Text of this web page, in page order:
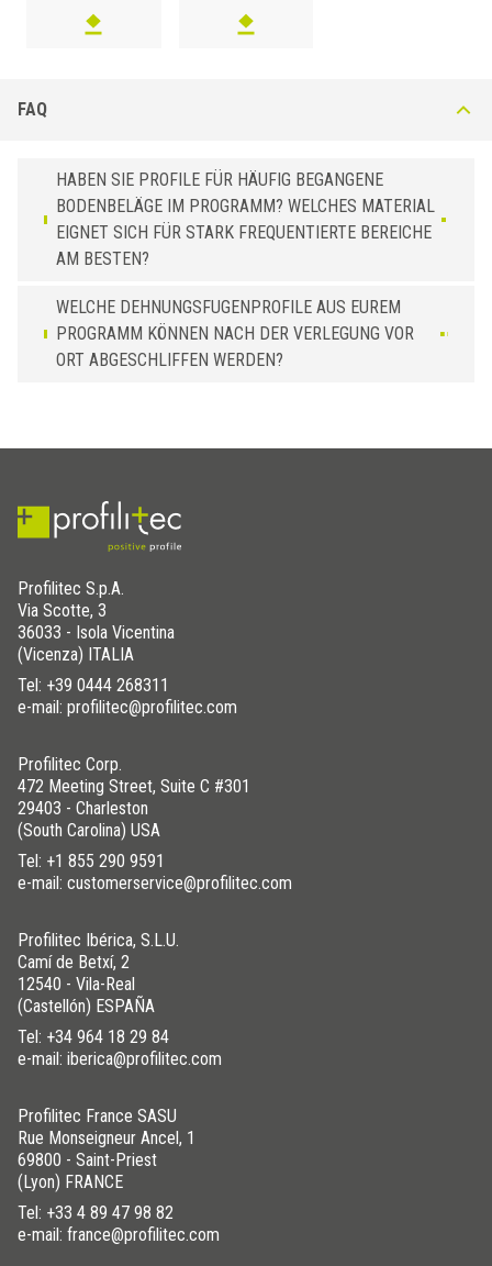
GRM 700 AN51
FAQ
HABEN SIE PROFILE FÜR HÄUFIG BEGANGENE
BODENBELÄGE IM PROGRAMM? WELCHES MATERIAL
EIGNET SICH FÜR STARK FREQUENTIERTE BEREICHE
AM BESTEN?
WELCHE DEHNUNGSFUGENPROFILE AUS EUREM
PROGRAMM KÖNNEN NACH DER VERLEGUNG VOR
ORT ABGESCHLIFFEN WERDEN?
Profilitec S.p.A.
Via Scotte, 3
36033 - Isola Vicentina
(Vicenza) ITALIA
Tel: +39 0444 268311
e-mail: profilitec@profilitec.com
Profilitec Corp.
472 Meeting Street, Suite C #301
29403 - Charleston
(South Carolina) USA
Tel: +1 855 290 9591
e-mail: customerservice@profilitec.com
Profilitec Ibérica, S.L.U.
Camí de Betxí, 2
12540 - Vila-Real
(Castellón) ESPAÑA
Tel: +34 964 18 29 84
e-mail: iberica@profilitec.com
Profilitec France SASU
Rue Monseigneur Ancel, 1
69800 - Saint-Priest
(Lyon) FRANCE
Tel: +33 4 89 47 98 82
e-mail: france@profilitec.com